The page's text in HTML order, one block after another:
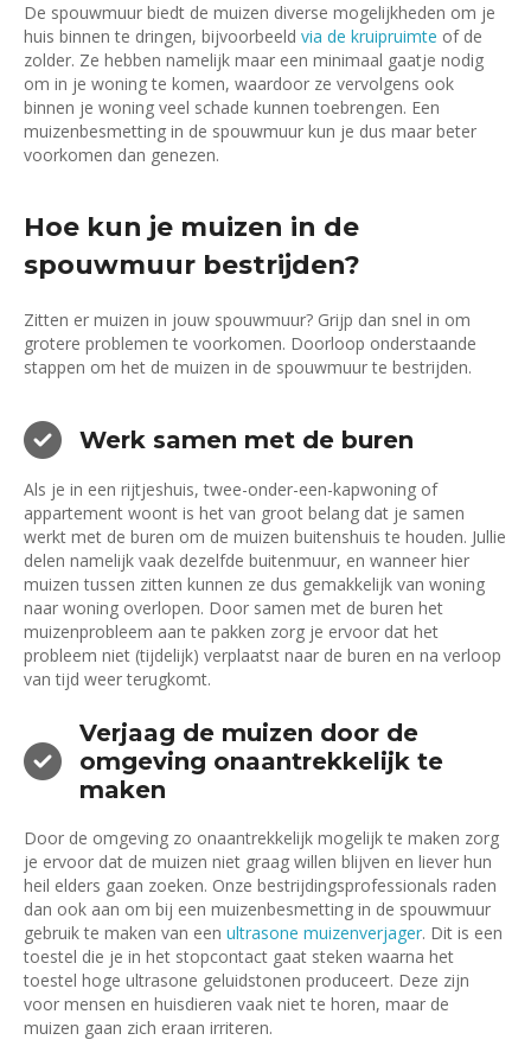
De spouwmuur biedt de muizen diverse mogelijkheden om je
huis binnen te dringen, bijvoorbeeld via de kruipruimte of de
zolder. Ze hebben namelijk maar een minimaal gaatje nodig
om in je woning te komen, waardoor ze vervolgens ook
binnen je woning veel schade kunnen toebrengen. Een
muizenbesmetting in de spouwmuur kun je dus maar beter
voorkomen dan genezen.
Hoe kun je muizen in de
spouwmuur bestrijden?
Zitten er muizen in jouw spouwmuur? Grijp dan snel in om
grotere problemen te voorkomen. Doorloop onderstaande
stappen om het de muizen in de spouwmuur te bestrijden.
Werk samen met de buren
Als je in een rijtjeshuis, twee-onder-een-kapwoning of
appartement woont is het van groot belang dat je samen
werkt met de buren om de muizen buitenshuis te houden. Jullie
delen namelijk vaak dezelfde buitenmuur, en wanneer hier
muizen tussen zitten kunnen ze dus gemakkelijk van woning
naar woning overlopen. Door samen met de buren het
muizenprobleem aan te pakken zorg je ervoor dat het
probleem niet (tijdelijk) verplaatst naar de buren en na verloop
van tijd weer terugkomt.
Verjaag de muizen door de
omgeving onaantrekkelijk te
maken
Door de omgeving zo onaantrekkelijk mogelijk te maken zorg
je ervoor dat de muizen niet graag willen blijven en liever hun
heil elders gaan zoeken. Onze bestrijdingsprofessionals raden
dan ook aan om bij een muizenbesmetting in de spouwmuur
gebruik te maken van een ultrasone muizenverjager. Dit is een
toestel die je in het stopcontact gaat steken waarna het
toestel hoge ultrasone geluidstonen produceert. Deze zijn
voor mensen en huisdieren vaak niet te horen, maar de
muizen gaan zich eraan irriteren.